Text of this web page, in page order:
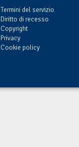
Termini del servizio
Diritto di recesso
Copyright
Privacy
Cookie policy